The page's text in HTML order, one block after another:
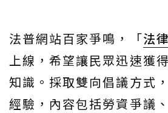
法普網站百家爭鳴，「法
上線，希望讓民眾迅速獲
知識。採取雙向倡議方式
經驗，內容包括勞資爭議